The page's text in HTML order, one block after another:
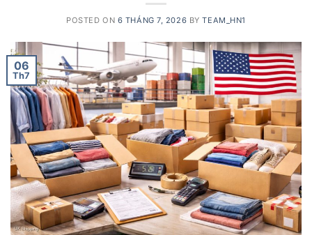
POSTED ON 6 THÁNG 7, 2026 BYTEAM_HN1
06
Th7